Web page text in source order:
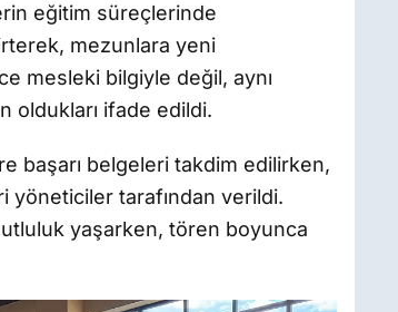
eğitim süreçlerinde
mezunlara yeni
mesleki bilgiyle değil, aynı
oldukları ifade edildi.
başarı belgeleri takdim edilirken,
yöneticiler tarafından verildi.
yaşarken, tören boyunca